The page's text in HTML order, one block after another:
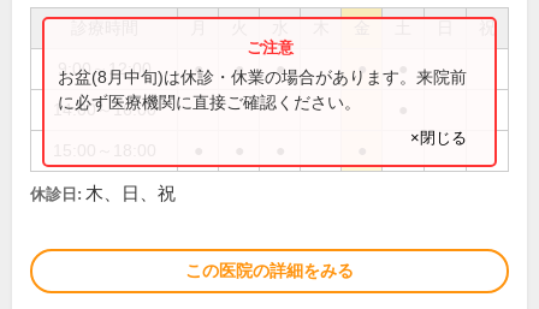
祝
9:00～12:00 ● ● ● ●
14:00～16:00
お盆(8月中旬)は休診・休業の場合があります。来院前
に必ず医療機関に直接ご確認ください。
×閉じる
休診日: 木、日、祝
この医院の詳細をみる